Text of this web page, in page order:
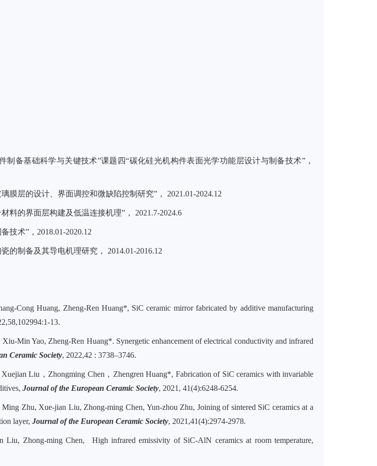
制备基础科学与关键技术”课题四“碳化硅光机构件表面光学功能层设计与制备技术”，
膜层的设计、界面调控和微缺陷控制研究”， 2021.01-2024.12
料的界面层构建及低温连接机理”， 2021.7-2024.6
技术”， 2018.01-2020.12
的制备及其导电机理研究， 2014.01-2016.12
Cong Huang, Zheng-Ren Huang*, SiC ceramic mirror fabricated by additive manufacturing
13.
Min Yao, Zheng-Ren Huang*. Synergetic enhancement of electrical conductivity and infrared
Ceramic Society, 2022,42 : 3738–3746.
Xuejian Liu ， Zhongming Chen ， Zhengren Huang*, Fabrication of SiC ceramics with invariable
Journal of the European Ceramic Society, 2021, 41(4):6248-6254.
Zhu, Xue-jian Liu, Zhong-ming Chen, Yun-zhou Zhu, Joining of sintered SiC ceramics at a
layer, Journal of the European Ceramic Society, 2021,41(4):2974-2978.
Liu, Zhong-ming Chen,
High infrared emissivity of SiC-AlN ceramics at room temperature,